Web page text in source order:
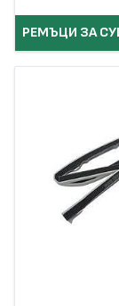
РЕМЪЦИ ЗА